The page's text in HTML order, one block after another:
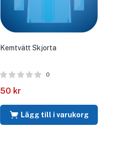
Kemtvätt Skjorta
0
50 kr
Lägg till i varukorg